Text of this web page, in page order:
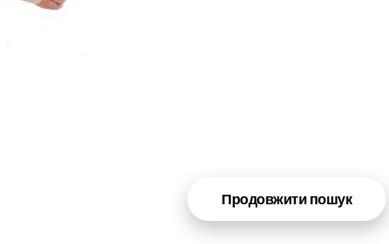
Продовжити пошук